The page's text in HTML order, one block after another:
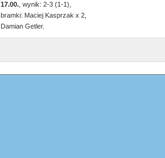
17.00. , wynik: 2-3 (1-1),
bramki: Maciej Kasprzak x 2,
Damian Getler.